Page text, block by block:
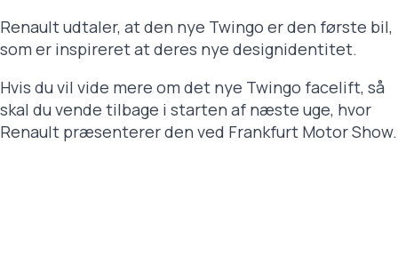
Renault udtaler, at den nye Twingo er den første bil,
som er inspireret at deres nye designidentitet.
Hvis du vil vide mere om det nye Twingo facelift, så
skal du vende tilbage i starten af næste uge, hvor
Renault præsenterer den ved Frankfurt Motor Show.